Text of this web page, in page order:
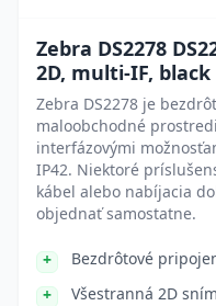
Zebra DS2278
2D, multi-IF, black
Zebra DS2278 je
maloobchodné
interfázovými
IP42. Niektoré
kábel alebo nabíjacia
objednať samostatne.
Bezdrôtové
Všestranná 2D